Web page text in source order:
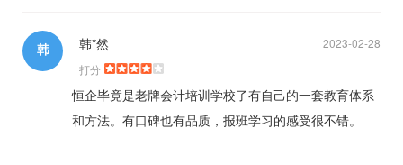
韩 2023-02-28
韩*然
打分
恒企毕竟是老牌会计培训学校了有自己的一套教育体系
和方法。有口碑也有品质，报班学习的感受很不错。